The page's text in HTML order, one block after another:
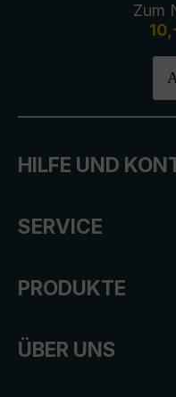
Zum
HILFE UND
SERVICE
PRODUKTE
ÜBER UNS